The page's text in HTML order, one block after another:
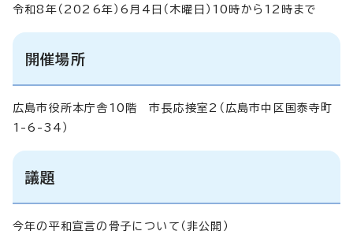
令和8年（2026年）6月4日（木曜日）10時から12時まで
開催場所
広島市役所本庁舎10階 市長応接室2（広島市中区国泰寺町
1-6-34）
議題
今年の平和宣言の骨子について（非公開）